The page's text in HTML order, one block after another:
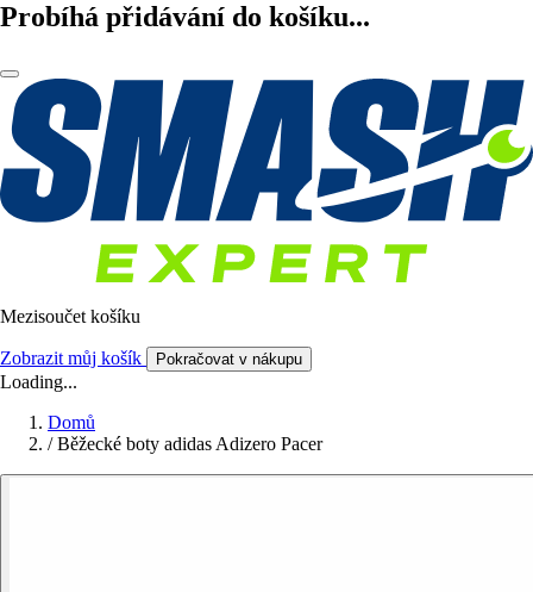
Probíhá přidávání do košíku...
Mezisoučet košíku
Zobrazit můj košík Pokračovat v nákupu
Loading...
Domů
/ Běžecké boty adidas Adizero Pacer